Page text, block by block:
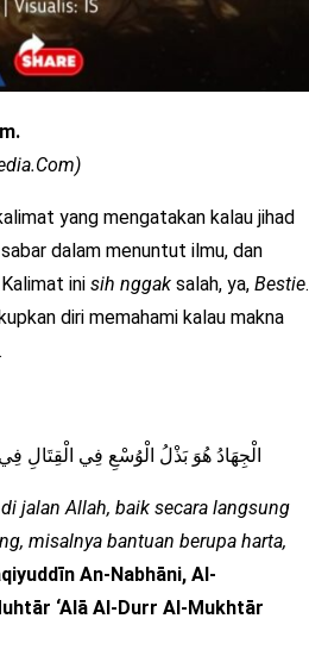
yang mengatakan kalau jihad
dalam menuntut ilmu, dan
ini sih nggak salah, ya, Bestie.
diri memahami kalau makna
الْجِهَادُ هُوَ بَذْلُ الْوُسْعِ فِي الْقِتَالِ
jalan Allah, baik secara langsung
misalnya bantuan berupa harta,
An-Nabhāni, Al-
‘Alā Al-Durr Al-Mukhtār